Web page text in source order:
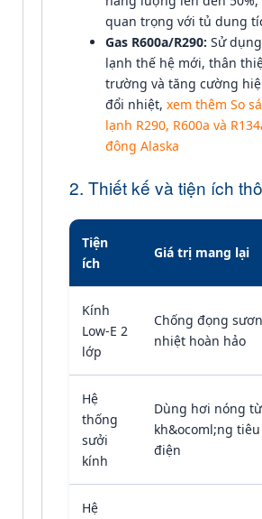
quan trọng với tủ dung
Gas R600a/R290: Sử
lạnh thế hệ mới, thân
trường và tăng cường
đổi nhiệt, xem thêm So
lạnh R290, R600a và
đông Alaska
2. Thiết kế và tiện ích
Tiện
ích
Giá trị mang lại
Kính
Low-E 2
lớp
Chống đọng
nhiệt hoàn hảo
Hệ
thống
sưởi
kính
Dùng hơi nóng
kh&ocoml;ng
điện
Hệ